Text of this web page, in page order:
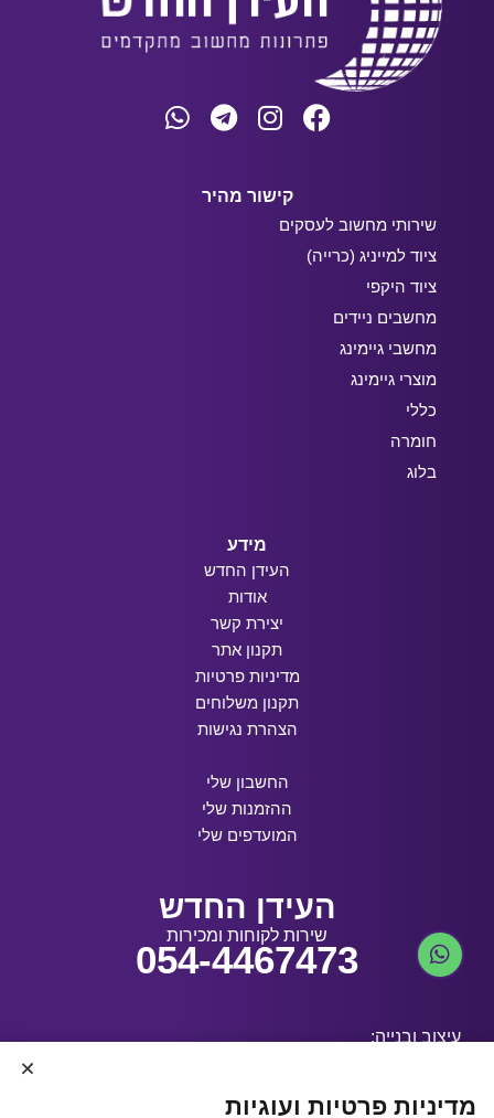
קישור מהיר
שירותי מחשוב לעסקים
ציוד למייניג (כרייה)
ציוד היקפי
מחשבים ניידים
מחשבי גיימינג
מוצרי גיימינג
כללי
חומרה
בלוג
מידע
העידן החדש
אודות
יצירת קשר
תקנון אתר
מדיניות פרטיות
תקנון משלוחים
הצהרת נגישות
החשבון שלי
ההזמנות שלי
המועדפים שלי
העידן החדש
שירות לקוחות ומכירות
054-4467473
עיצוב ובנייה:
מדיניות פרטיות ועוגיות